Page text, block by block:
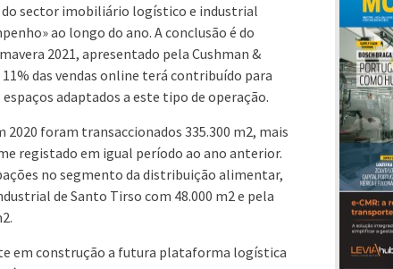
do sector imobiliário logístico e industrial
ao longo do ano. A conclusão é do
2021, apresentado pela Cushman &
das vendas online terá contribuído para
adaptados a este tipo de operação.
2020 foram transaccionados 335.300 m2, mais
registado em igual período ao ano anterior.
no segmento da distribuição alimentar,
de Santo Tirso com 48.000 m2 e pela
em construção a futura plataforma logística